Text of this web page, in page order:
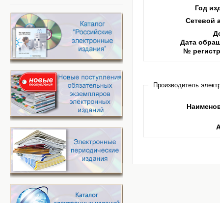
Год
Сетевой
Дата
№
Производитель